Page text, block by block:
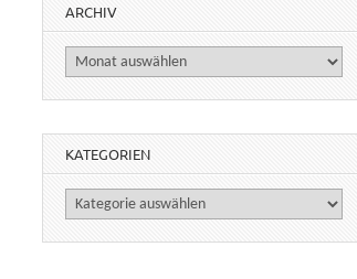
ARCHIV
Archiv
KATEGORIEN
Kategorien